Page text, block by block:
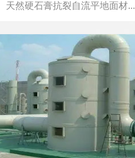
天然硬石膏抗裂自流平地面材...